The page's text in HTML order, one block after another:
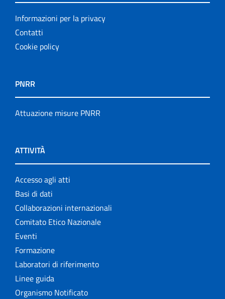
Informazioni per la privacy
Contatti
Cookie policy
PNRR
Attuazione misure PNRR
ATTIVITÀ
Accesso agli atti
Basi di dati
Collaborazioni internazionali
Comitato Etico Nazionale
Eventi
Formazione
Laboratori di riferimento
Linee guida
Organismo Notificato